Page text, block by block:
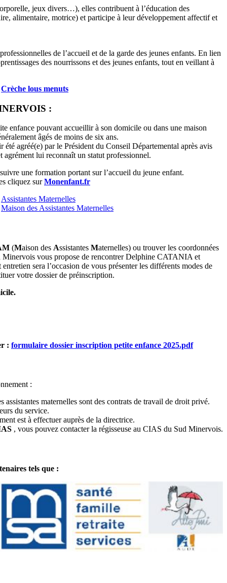
jeux divers…), elles contribuent à l’éducation des
alimentaire, motrice) et participe à leur développement affectif et
de l’accueil et de la garde des jeunes enfants. En lien
des nourrissons et des jeunes enfants, tout en veillant à
Crèche lous menuts
:
enfance pouvant accueillir à son domicile ou dans une maison
âgés de moins de six ans.
agréé(e) par le Président du Conseil Départemental après avis
lui reconnaît un statut professionnel.
une formation portant sur l’accueil du jeune enfant.
cliquez sur Monenfant.fr
Assistantes Maternelles
Maison des Assistantes Maternelles
(Maison des Assistantes Maternelles) ou trouver les coordonnées
vous propose de rencontrer Delphine CATANIA et
entretien sera l’occasion de vous présenter les différents modes de
votre dossier de préinscription.
: formulaire dossier inscription petite enfance 2025.pdf
:
assistantes maternelles sont des contrats de travail de droit privé.
du service.
est à effectuer auprès de la directrice.
, vous pouvez contacter la régisseuse au CIAS du Sud Minervois.
tels que :